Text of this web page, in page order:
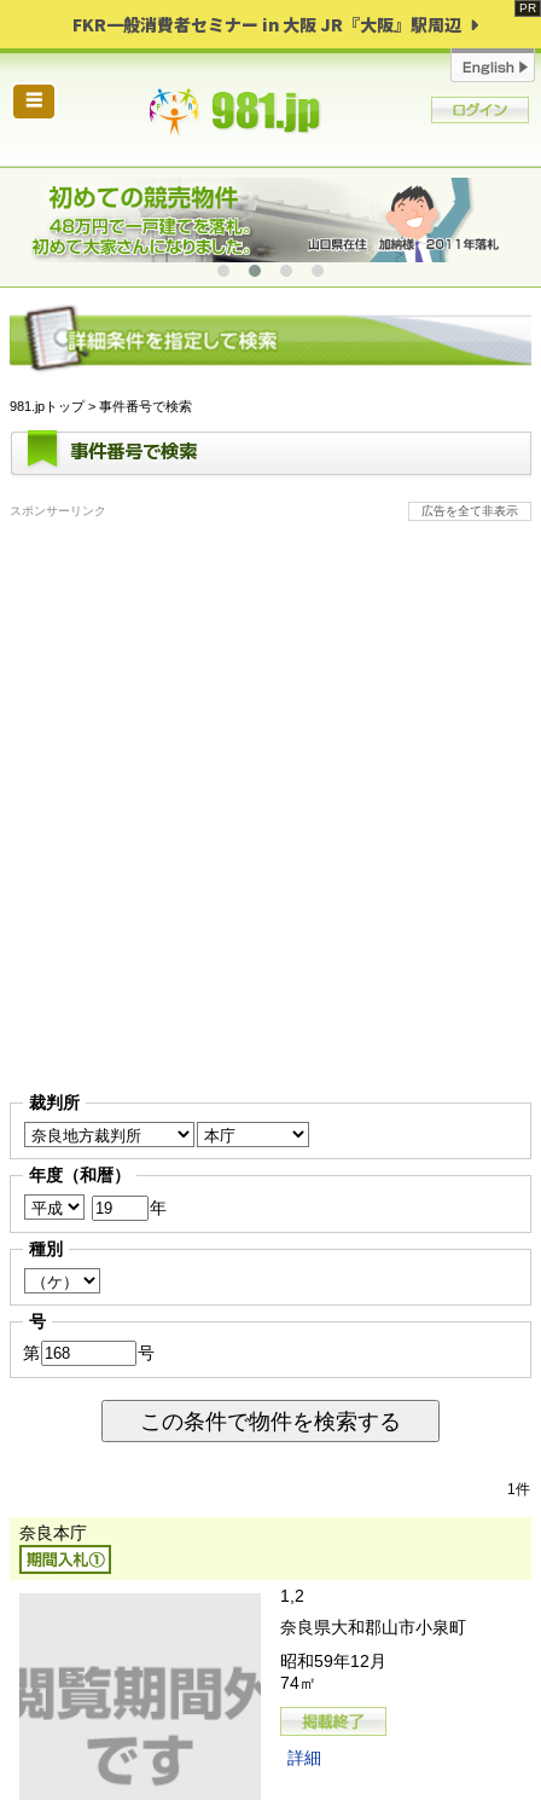
FKR一般消費者セミナー in 大阪 JR『大阪』駅周辺
☰
981.jpトップ> 事件番号で検索
事件番号で検索
スポンサーリンク 広告を全て非表示
裁判所
年度（和暦）
年
種別
号
第
号
この条件で物件を検索する
1件
奈良本庁
1,2
奈良県大和郡山市小泉町
昭和59年12月
74㎡
詳細